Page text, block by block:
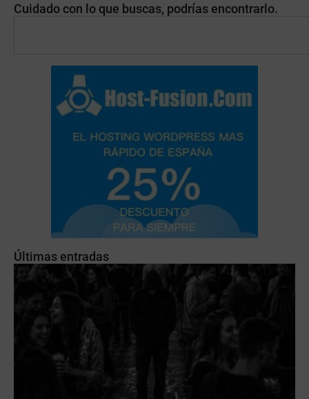
Cuidado con lo que buscas, podrías encontrarlo.
Últimas entradas